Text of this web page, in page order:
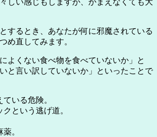
しい感じもしますが、かまえなくても大
するとき、あなたが何に邪魔されている
め直してみます。
よくない食べ物を食べていないか」と
と言い訳していないか」といったことで
いる危険。
という逃げ道。
。